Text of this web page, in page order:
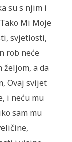
su s njim i
Mi Moje
svjetlosti,
rob neće
željom, a da
Ovaj svijet
i neću mu
sam mu